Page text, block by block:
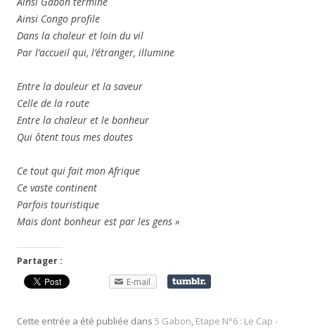
Ainsi Congo profile
Dans la chaleur et loin du vil
Par l’accueil qui, l’étranger, illumine
Entre la douleur et la saveur
Celle de la route
Entre la chaleur et le bonheur
Qui ôtent tous mes doutes
Ce tout qui fait mon Afrique
Ce vaste continent
Parfois touristique
Mais dont bonheur est par les gens »
Partager :
E-mail
Cette entrée a été publiée dans 5 Gabon, Etape N°6 : Le Cap -